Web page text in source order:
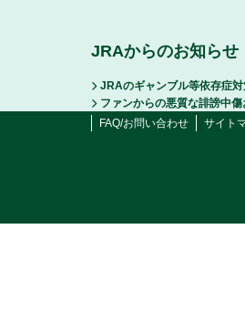
JRAからのお知らせ
JRAのギャンブル等依存症対
ファンからの悪質な誹謗中
FAQ/お問い合わせ
サイト